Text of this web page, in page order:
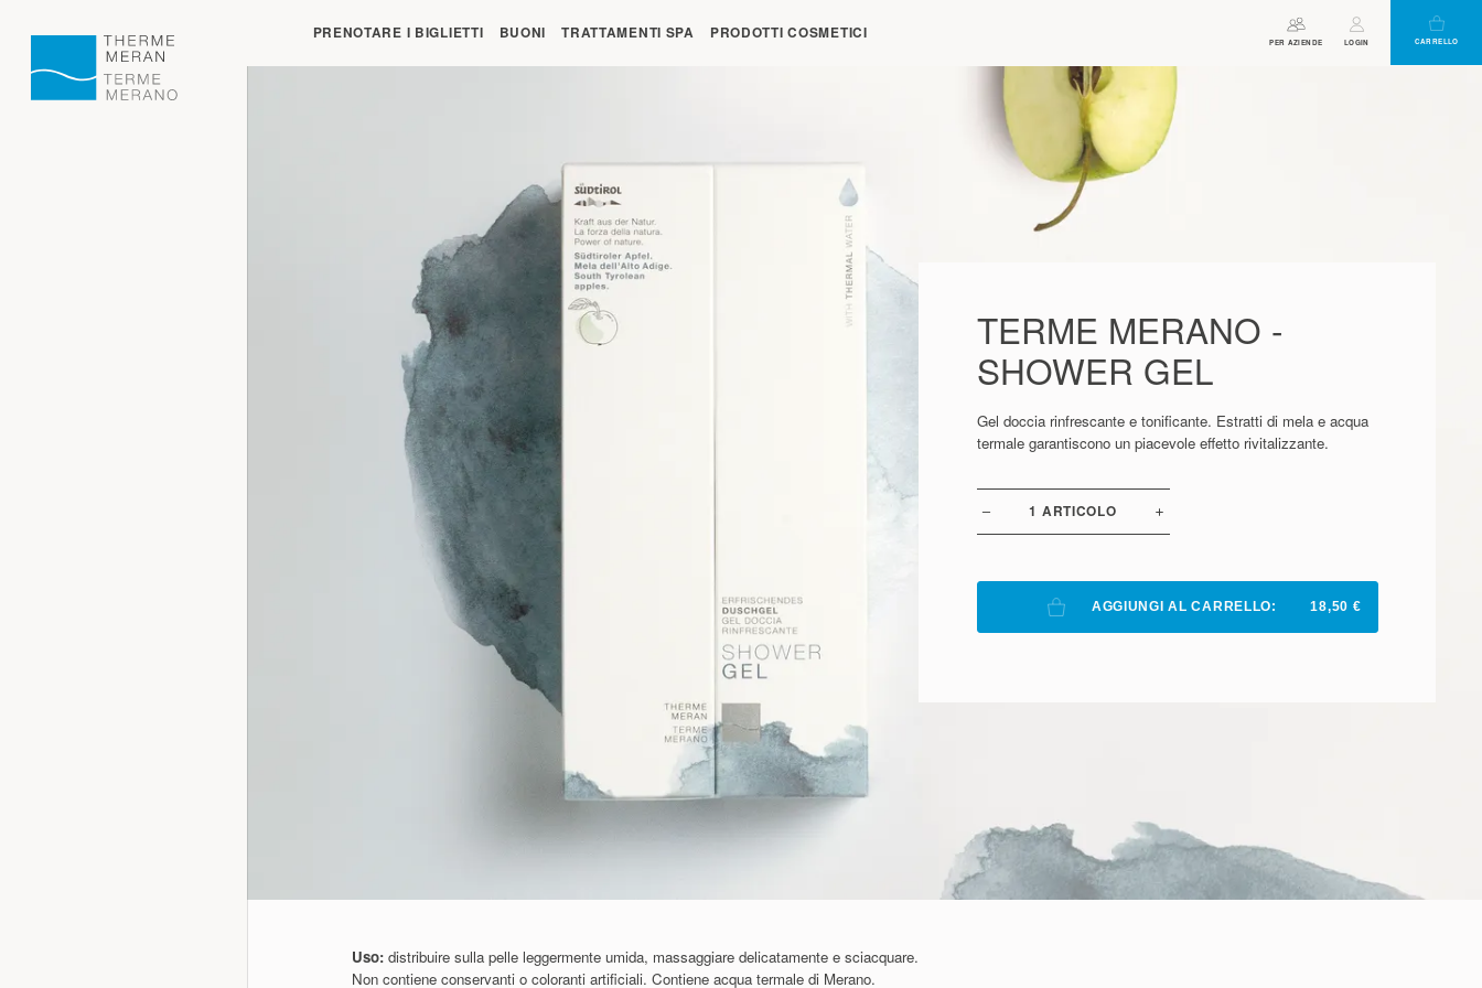
Aperto: chiude alle ore 21:00 ASSISTENTE BUONO CARRELLO
PRENOTARE I BIGLIETTI BUONI TRATTAMENTI SPA PRODOTTI COSMETICI
PER AZIENDE LOGIN
TERME MERANO -
SHOWER GEL
Gel doccia rinfrescante e tonificante. Estratti di mela e acqua
termale garantiscono un piacevole effetto rivitalizzante.
1 ARTICOLO
AGGIUNGI AL CARRELLO: 18,50 €
Uso:distribuire sulla pelle leggermente umida, massaggiare delicatamente e sciacquare.
Non contiene conservanti o coloranti artificiali. Contiene acqua termale di Merano.